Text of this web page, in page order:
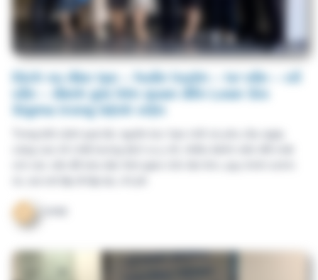
rà, sai sót lặp đi lặp lại, chi ph
VHM
Dịch vụ đào tạo – huấn luyện – tư vấn – cố